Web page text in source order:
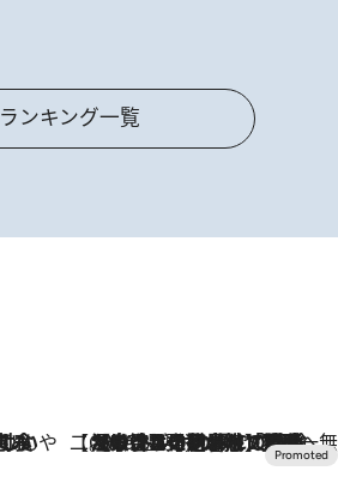
ランキング一覧
【CREA×星野リゾート】唯一無二。癒しと発見が待つ場所へ
2026.8.7
【トンボの足水浴】ヒノキの香りに包まれて涼感マックス！約13℃の湧水かけ流しを避暑地「星野温泉 トンボの湯」で体験